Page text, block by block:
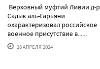
Верховный муфтий Ливии д-р
Садык аль-Гарьяни
охарактеризовал российское
военное присутствие в......
28 АПРЕЛЯ'2024